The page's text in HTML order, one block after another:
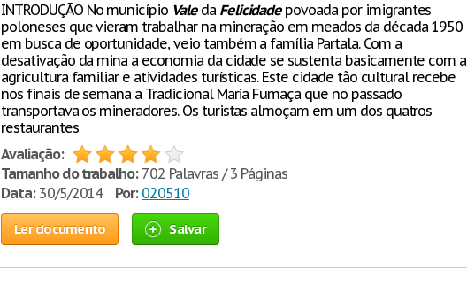
INTRODUÇÃO No município Valeda Felicidadepovoada por imigrantes
poloneses que vieram trabalhar na mineração em meados da década 1950
em busca de oportunidade, veio também a família Partala. Com a
desativação da mina a economia da cidade se sustenta basicamente com a
agricultura familiar e atividades turísticas. Este cidade tão cultural recebe
nos finais de semana a Tradicional Maria Fumaça que no passado
transportava os mineradores. Os turistas almoçam em um dos quatros
restaurantes
Avaliação:
Tamanho do trabalho:702 Palavras / 3 Páginas
Data:30/5/2014 Por: 020510
Ler documento Salvar